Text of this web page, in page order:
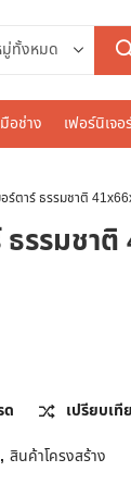
อช่าง เฟอร์นิเจอ
ร์ตาร์ ธรรมชาติ
รรมชาติ
ด
เปรียบเที
, สินค้าโครงสร้าง